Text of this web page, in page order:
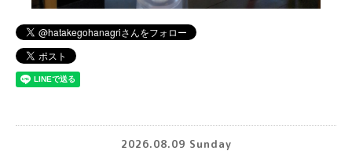
2026.08.09 Sunday